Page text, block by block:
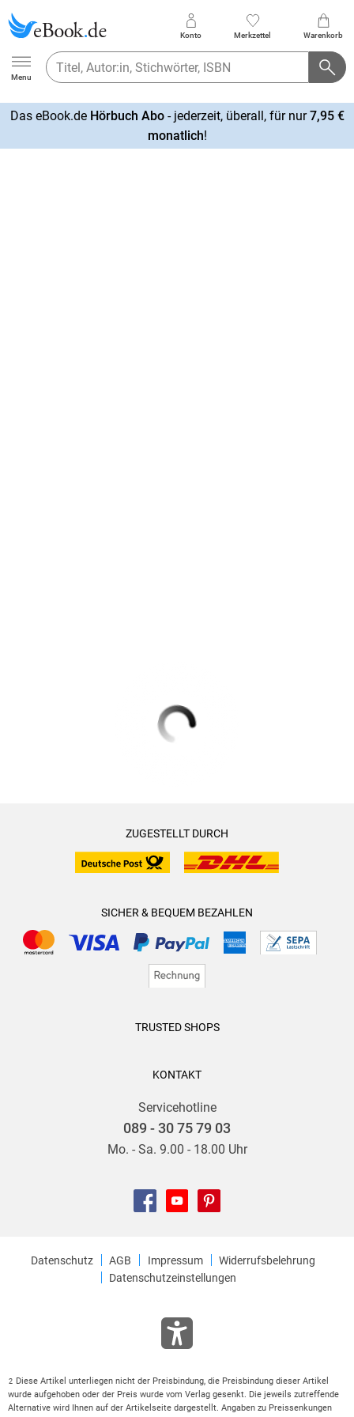
Ebook.de
Menu
Konto Merkzettel Warenkorb
Das eBook.de Hörbuch Abo- jederzeit, überall, für nur7,95 €
monatlich!
ZUGESTELLT DURCH
SICHER & BEQUEM BEZAHLEN
TRUSTED SHOPS
KONTAKT
Servicehotline
089 - 30 75 79 03
Mo. - Sa. 9.00 - 18.00 Uhr
Datenschutz AGB Impressum
Widerrufsbelehrung
Datenschutzeinstellungen
2 Diese Artikel unterliegen nicht der Preisbindung, die Preisbindung dieser Artikel
wurde aufgehoben oder der Preis wurde vom Verlag gesenkt. Die jeweils zutreffende
Alternative wird Ihnen auf der Artikelseite dargestellt. Angaben zu Preissenkungen